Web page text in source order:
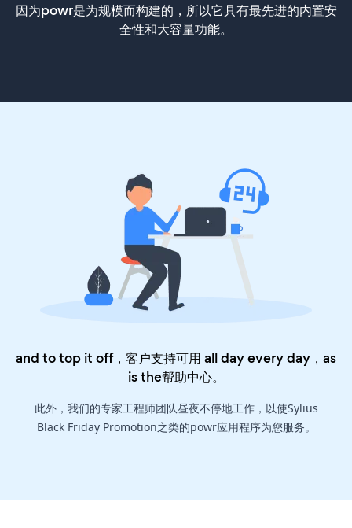
因为powr是为规模而构建的，所以它具有最先进的内置安
全性和大容量功能。
and to top it off，客户支持可用 all day every day，as
is the帮助中心。
此外，我们的专家工程师团队昼夜不停地工作，以使Sylius
Black Friday Promotion之类的powr应用程序为您服务。